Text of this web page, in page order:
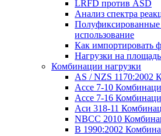
LRFD против ASD
Анализ спектра
Полуфиксированные
использование
Как импортировать
Нагрузки на
Комбинации нагрузки
AS / NZS 1170:2002
Ассе 7-10
Ассе 7-16
Аси 318-11
NBCC 2010
В 1990:2002